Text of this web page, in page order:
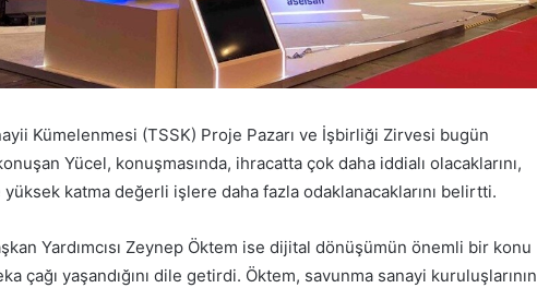
Kümelenmesi (TSSK) Proje Pazarı ve İşbirliği Zirvesi bugün
Yücel, konuşmasında, ihracatta çok daha iddialı olacaklarını,
katma değerli işlere daha fazla odaklanacaklarını belirtti.
Yardımcısı Zeynep Öktem ise dijital dönüşümün önemli bir konu
çağı yaşandığını dile getirdi. Öktem, savunma sanayi kuruluşlarının